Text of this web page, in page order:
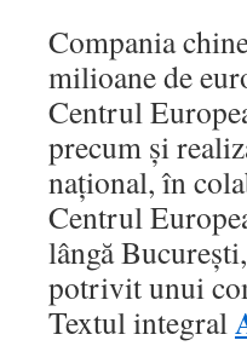
Compania
milioane de
Centrul
precum şi
naţional, în
Centrul
lângă
potrivit unui
Textul integral